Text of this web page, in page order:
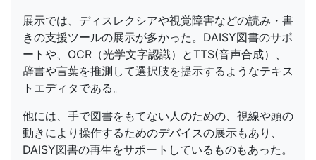
展示では、ディスレクシアや視覚障害などの読み・書
きの支援ツールの展示が多かった。DAISY図書のサポ
ートや、OCR（光学文字認識）とTTS(音声合成）、
辞書や言葉を推測して選択肢を提示するようなテキス
トエディタである。
他には、手で図書をもてない人のための、視線や頭の
動きにより操作するためのデバイスの展示もあり、
DAISY図書の再生をサポートしているものもあった。